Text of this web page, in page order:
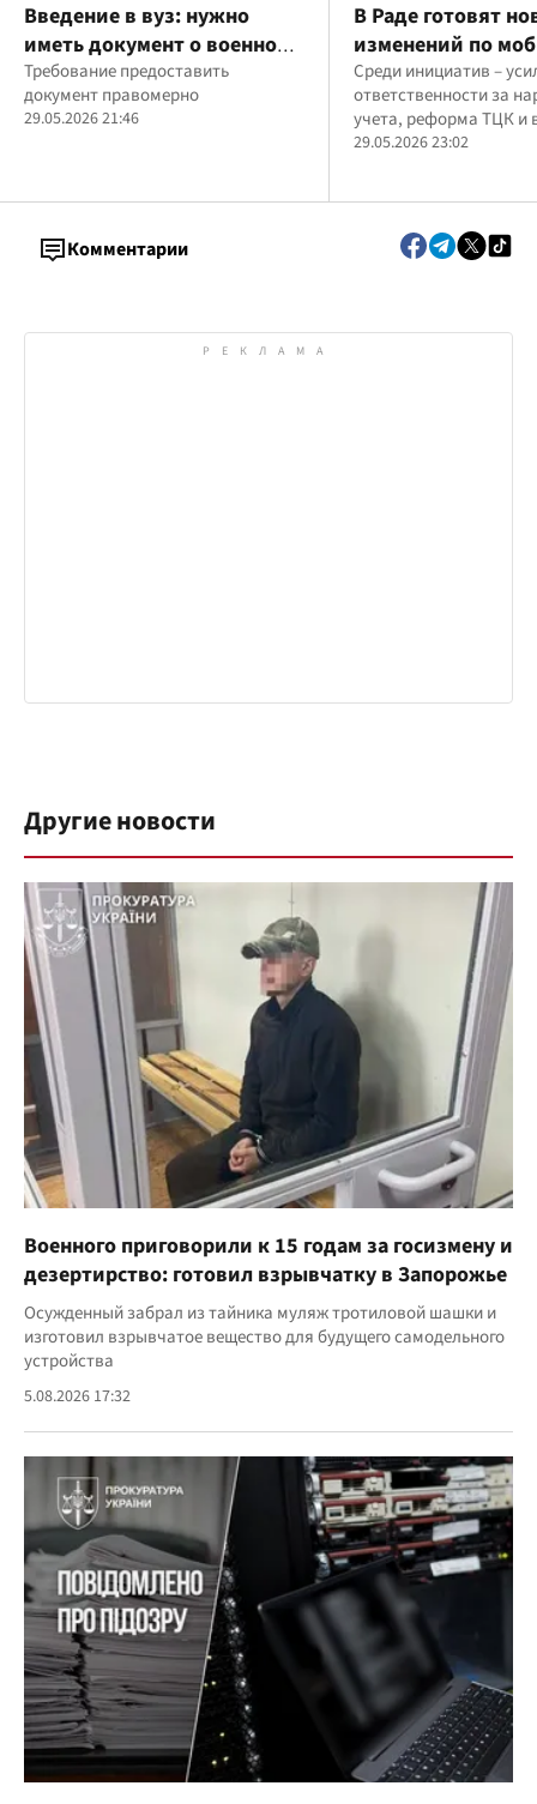
Введение в вуз: нужно
иметь документ о военном
учете
Требование предоставить
документ правомерно
29.05.2026 21:46
В Раде готовят
изменений по
и работе ТЦК
Среди инициатив –
ответственности за
учета, реформа ТЦК и
использование
29.05.2026 23:02
Комментарии
Другие новости
Военного приговорили к 15 годам за госизмену и
дезертирство: готовил взрывчатку в Запорожье
Осужденный забрал из тайника муляж тротиловой шашки и
изготовил взрывчатое вещество для будущего самодельного
устройства
5.08.2026 17:32